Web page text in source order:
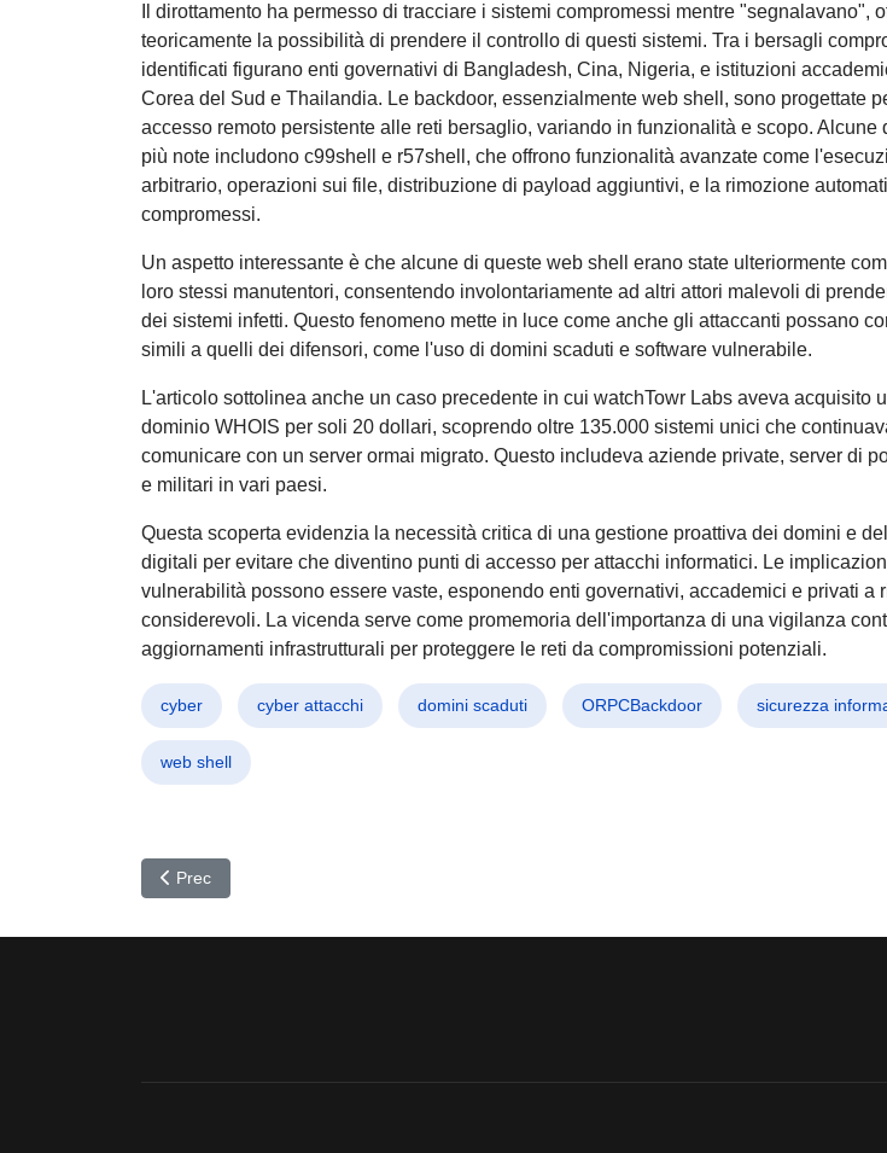
Il dirottamento ha permesso di tracciare i sistemi compromessi mentre "segnalavano",
teoricamente la possibilità di prendere il controllo di questi sistemi. Tra i bersagli
identificati figurano enti governativi di Bangladesh, Cina, Nigeria, e istituzioni
Corea del Sud e Thailandia. Le backdoor, essenzialmente web shell, sono progettate
accesso remoto persistente alle reti bersaglio, variando in funzionalità e scopo. Alcune
più note includono c99shell e r57shell, che offrono funzionalità avanzate come
arbitrario, operazioni sui file, distribuzione di payload aggiuntivi, e la rimozione
compromessi.
Un aspetto interessante è che alcune di queste web shell erano state ulteriormente
loro stessi manutentori, consentendo involontariamente ad altri attori malevoli di
dei sistemi infetti. Questo fenomeno mette in luce come anche gli attaccanti possano
simili a quelli dei difensori, come l'uso di domini scaduti e software vulnerabile.
L'articolo sottolinea anche un caso precedente in cui watchTowr Labs aveva acquisito
dominio WHOIS per soli 20 dollari, scoprendo oltre 135.000 sistemi unici che
comunicare con un server ormai migrato. Questo includeva aziende private, server di
e militari in vari paesi.
Questa scoperta evidenzia la necessità critica di una gestione proattiva dei domini e
digitali per evitare che diventino punti di accesso per attacchi informatici. Le
vulnerabilità possono essere vaste, esponendo enti governativi, accademici e privati a
considerevoli. La vicenda serve come promemoria dell'importanza di una vigilanza
aggiornamenti infrastrutturali per proteggere le reti da compromissioni potenziali.
cyber cyber attacchi domini scaduti ORPCBackdoor sicurezza
web shell
Articolo precedente: Sanzioni USA contro Hacker Cinesi: Scoppia la Guerra Fredda Cibernetica!
Prec